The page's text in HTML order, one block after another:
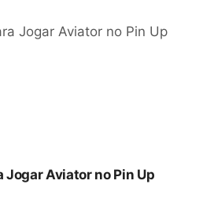
Jogar Aviator no Pin Up